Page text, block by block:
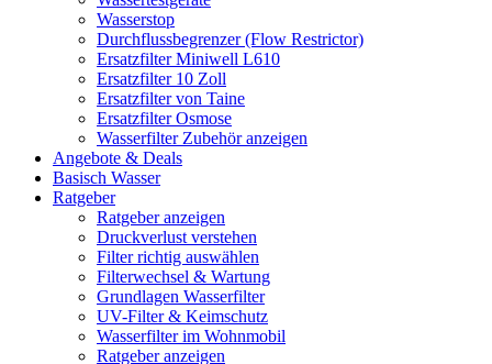
Wasserstop
Durchflussbegrenzer (Flow Restrictor)
Ersatzfilter Miniwell L610
Ersatzfilter 10 Zoll
Ersatzfilter von Taine
Ersatzfilter Osmose
Wasserfilter Zubehör anzeigen
Angebote & Deals
Basisch Wasser
Ratgeber
Ratgeber anzeigen
Druckverlust verstehen
Filter richtig auswählen
Filterwechsel & Wartung
Grundlagen Wasserfilter
UV-Filter & Keimschutz
Wasserfilter im Wohnmobil
Ratgeber anzeigen